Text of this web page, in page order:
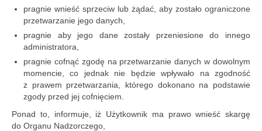
pragnie wnieść sprzeciw lub żądać, aby zostało ograniczone
przetwarzanie jego danych,
pragnie aby jego dane zostały przeniesione do innego
administratora,
pragnie cofnąć zgodę na przetwarzanie danych w dowolnym
momencie, co jednak nie będzie wpływało na zgodność
z prawem przetwarzania, którego dokonano na podstawie
zgody przed jej cofnięciem.
Ponad to, informuje, iż Użytkownik ma prawo wnieść skargę
do Organu Nadzorczego,